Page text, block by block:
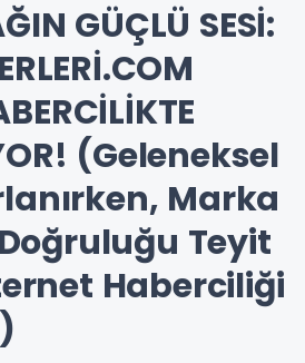
GÜÇLÜ SESİ:
(Geleneksel
Marka
Teyit
Haberciliği